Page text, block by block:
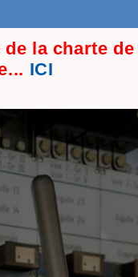
la charte de
ICI